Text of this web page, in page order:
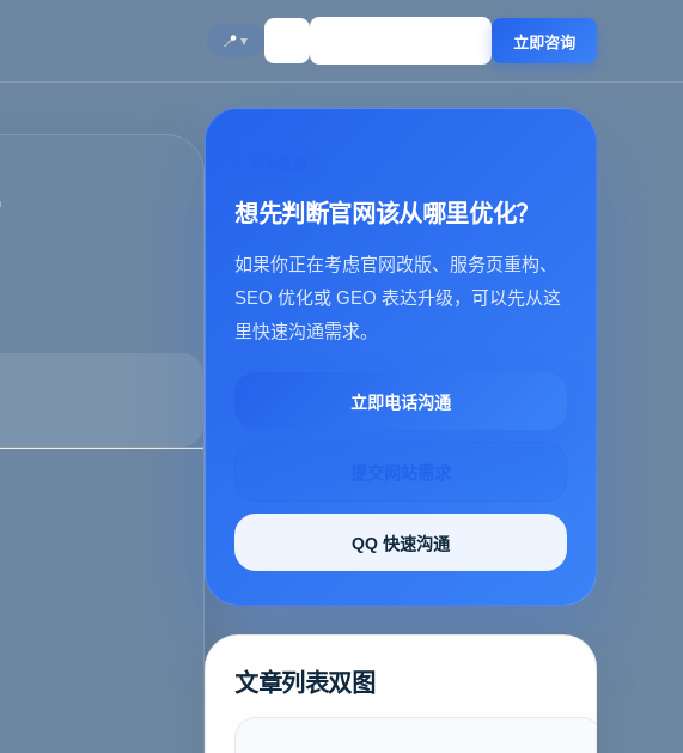
📍 ▼ 🔍
立即咨询
想先判断官网该从哪里优化？
如果你正在考虑官网改版、服务页重构、
SEO 优化或 GEO 表达升级，可以先从这
里快速沟通需求。
立即电话沟通
QQ 快速沟通
文章列表双图